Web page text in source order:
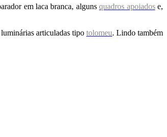
em laca branca, algunsquadros apoiadose,
luminárias articuladas tipo tolomeu. Lindo também